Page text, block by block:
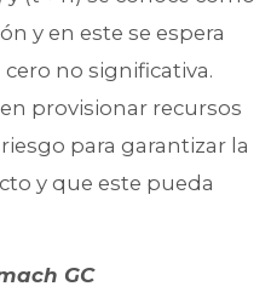
y en este se espera
no significativa.
provisionar recursos
para garantizar la
y que este pueda
GC